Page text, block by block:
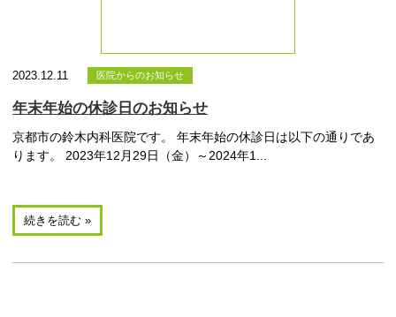
2023.12.11 医院からのお知らせ
年末年始の休診日のお知らせ
京都市の鈴木内科医院です。 年末年始の休診日は以下の通りであ
ります。 2023年12月29日（金）～2024年1...
続きを読む »